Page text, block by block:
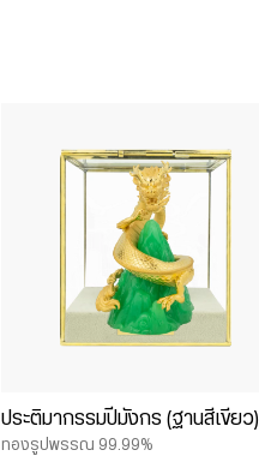
ประติมากรรมปีมังกร (ฐานสีเขียว)
ทองรูปพรรณ 99.99%